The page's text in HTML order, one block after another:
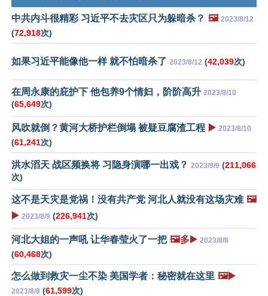
中共内斗很精彩 习近平不去灾区只为躲暗杀？ 🖼️ 2023/8/12
(72,918次)
如果习近平能像他一样 就不怕暗杀了 2023/8/12 (42,039次)
在周永康的庇护下 他包养9个情妇，阶阶高升 2023/8/10
(65,649次)
风吹就倒？黄河大桥护栏倒塌 被疑豆腐渣工程 ▶️ 2023/8/10
(61,241次)
洪水滔天 战区频换将 习隐身演哪一出戏？ 2023/8/9 (211,066
次)
这不是天灾是党祸！没有共产党 河北人就没有这场灾难 🖼️
▶️ 2023/8/9 (226,941次)
河北大姐的一声吼 让华春莹火了一把 🖼️多▶️ 2023/8/8
(60,468次)
怎么做到救灾一尘不染 美国学者：秘密就在这里 🖼️▶️
2023/8/8 (61,599次)